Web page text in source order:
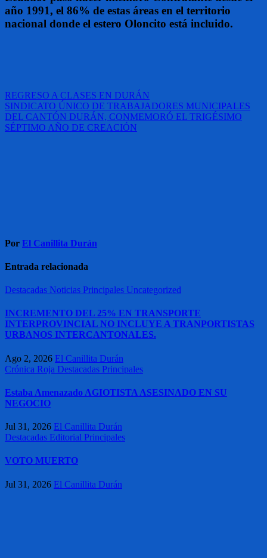
año 1991, el 86% de estas áreas en el territorio
nacional donde el estero Oloncito está incluido.
Navegación
de
entradas
REGRESO A CLASES EN DURÁN
SINDICATO ÚNICO DE TRABAJADORES MUNICIPALES
DEL CANTÓN DURÁN, CONMEMORÓ EL TRIGÉSIMO
SÉPTIMO AÑO DE CREACIÓN
Por El Canillita Durán
Entrada relacionada
Destacadas Noticias Principales Uncategorized
INCREMENTO DEL 25% EN TRANSPORTE
INTERPROVINCIAL NO INCLUYE A TRANPORTISTAS
URBANOS INTERCANTONALES.
Ago 2, 2026 El Canillita Durán
Crónica Roja Destacadas Principales
Estaba Amenazado AGIOTISTA ASESINADO EN SU
NEGOCIO
Jul 31, 2026 El Canillita Durán
Destacadas Editorial Principales
VOTO MUERTO
Jul 31, 2026 El Canillita Durán